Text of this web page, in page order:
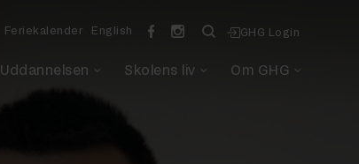
Uddannelsen Skolens liv Om GHG
Feriekalender English GHG Login